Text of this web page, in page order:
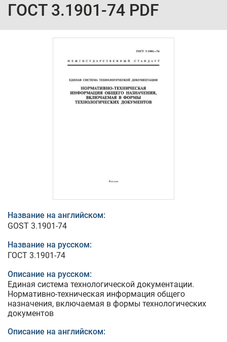
ГОСТ 3.1901-74 PDF
Название на английском:
GOST 3.1901-74
Название на русском:
ГОСТ 3.1901-74
Описание на русском:
Единая система технологической документации.
Нормативно-техническая информация общего
назначения, включаемая в формы технологических
документов
Описание на английском: